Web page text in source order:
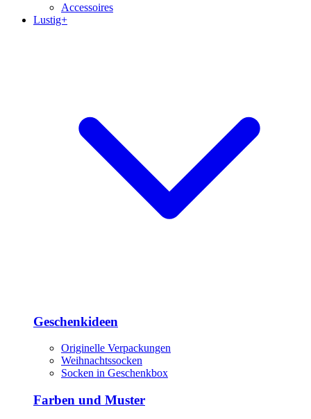
Accessoires
Lustig+
Geschenkideen
Originelle Verpackungen
Weihnachtssocken
Socken in Geschenkbox
Farben und Muster